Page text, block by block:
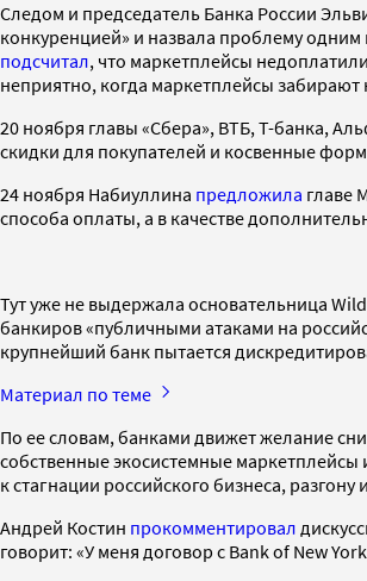
Следом и председатель Банка России
конкуренцией» и назвала проблему
подсчитал, что маркетплейсы
неприятно, когда маркетплейсы
20 ноября главы «Сбера», ВТБ, Т-банка,
скидки для покупателей и косвенные
24 ноября Набиуллина предложила главе
способа оплаты, а в качестве
Тут уже не выдержала основательница
банкиров «публичными атаками на
крупнейший банк пытается
Материал по теме
По ее словам, банками движет желание
собственные экосистемные маркетплейсы
к стагнации российского бизнеса,
Андрей Костин прокомментировал
говорит: «У меня договор с Bank of New